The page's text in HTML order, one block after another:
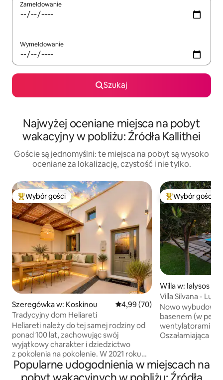
Zameldowanie
Wymeldowanie
Szukaj
Najwyżej oceniane miejsca na pobyt
wakacyjny w pobliżu: Źródła Kallithei
Goście są jednomyślni: te miejsca na pobyt są wysoko
oceniane za lokalizację, czystość i nie tylko.
Najpopularniejsze z kategorii Wybór gości
Wybór gości
Szeregówka w: Koskinou Średnia ocena: 4,99 na 5,
4,99 (70)
Tradycyjny dom Heliareti
Heliareti należy do tej samej rodziny od
ponad 100 lat, zachowując swój
wyjątkowy charakter i dziedzictwo
z pokolenia na pokolenie. W 2021 roku
dom przeszedł całkowitą renowację
przeprowadzoną przez wybitny zespół
Wybór gości
Willa w: Ialysos
Villa Silvana -
Rhodes
Nowo
basenem (w
wentylatorami
Oszałamiająca
miasteczku
lotniska i miasta
Popularne udogodnienia w miejscach na